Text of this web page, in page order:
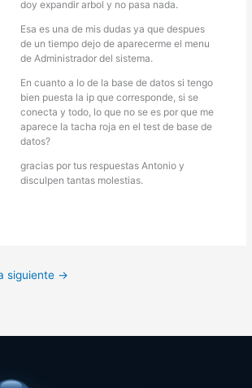
doy expandir arbol y no pasa nada.
Esa es una de mis dudas ya que despues
de un tiempo dejo de aparecerme el menu
de Administrador del sistema.
En cuanto a lo de la base de datos si tengo
bien puesta la ip que corresponde, si se
conecta y todo, lo que no se es por que me
aparece la tacha roja en el test de base de
datos?
gracias por tus respuestas Antonio y
disculpen tantas molestias.
siguiente →